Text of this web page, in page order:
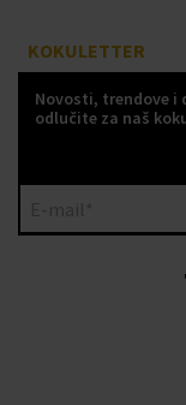
KOKULETTER
Novosti, trendove i
odlučite za naš